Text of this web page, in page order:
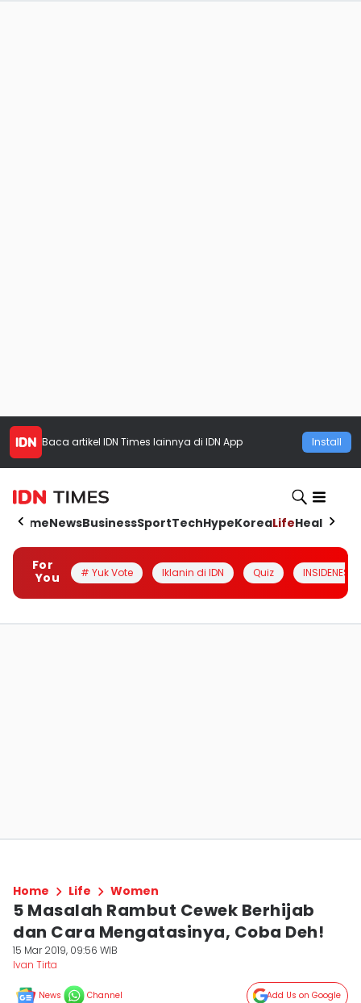
Baca artikel IDN Times lainnya di IDN App Install
HomeNewsBusinessSportTechHypeKoreaLifeHealth
For
You
# Yuk Vote Iklanin di IDN Quiz INSIDENESIA
Home Life Women
5 Masalah Rambut Cewek Berhijab
dan Cara Mengatasinya, Coba Deh!
15 Mar 2019, 09:56 WIB
Ivan Tirta
News Channel Add Us on Google